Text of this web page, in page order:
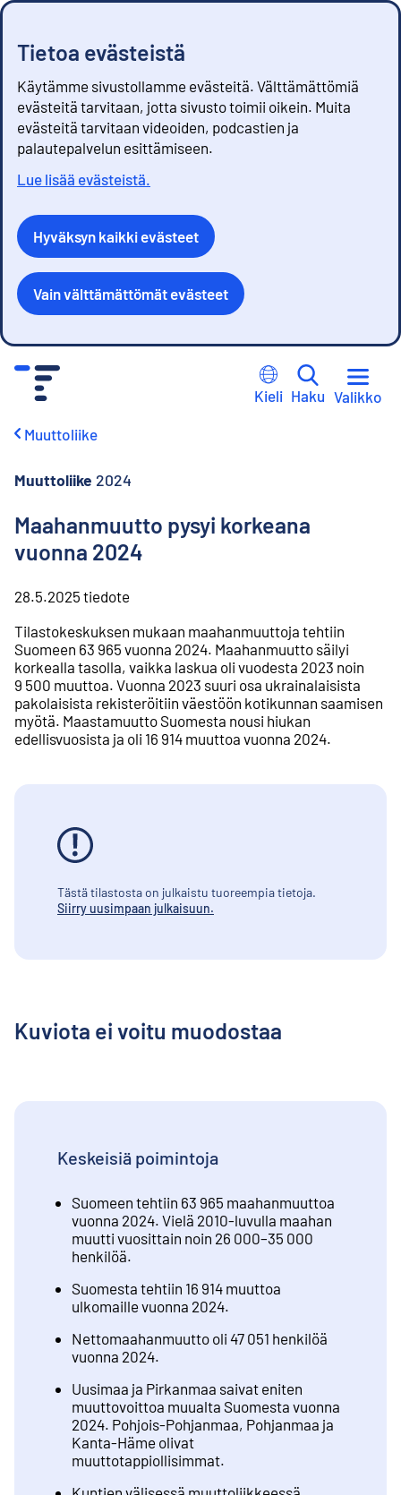
Tietoa evästeistä
Käytämme sivustollamme evästeitä. Välttämättömiä
evästeitä tarvitaan, jotta sivusto toimii oikein. Muita
evästeitä tarvitaan videoiden, podcastien ja
palautepalvelun esittämiseen.
Lue lisää evästeistä.
Hyväksyn kaikki evästeet
Vain välttämättömät evästeet
Kieli Haku Valikko
Muuttoliike
Muuttoliike 2024
Maahanmuutto pysyi korkeana
vuonna 2024
28.5.2025 tiedote
Tilastokeskuksen mukaan maahanmuuttoja tehtiin
Suomeen 63 965 vuonna 2024. Maahanmuutto säilyi
korkealla tasolla, vaikka laskua oli vuodesta 2023 noin
9 500 muuttoa. Vuonna 2023 suuri osa ukrainalaisista
pakolaisista rekisteröitiin väestöön kotikunnan saamisen
myötä. Maastamuutto Suomesta nousi hiukan
edellisvuosista ja oli 16 914 muuttoa vuonna 2024.
Tästä tilastosta on julkaistu tuoreempia tietoja.
Siirry uusimpaan julkaisuun.
Kuviota ei voitu muodostaa
Keskeisiä poimintoja
Suomeen tehtiin 63 965 maahanmuuttoa
vuonna 2024. Vielä 2010-luvulla maahan
muutti vuosittain noin 26 000–35 000
henkilöä.
Suomesta tehtiin 16 914 muuttoa
ulkomaille vuonna 2024.
Nettomaahanmuutto oli 47 051 henkilöä
vuonna 2024.
Uusimaa ja Pirkanmaa saivat eniten
muuttovoittoa muualta Suomesta vuonna
2024. Pohjois-Pohjanmaa, Pohjanmaa ja
Kanta-Häme olivat
muuttotappiollisimmat.